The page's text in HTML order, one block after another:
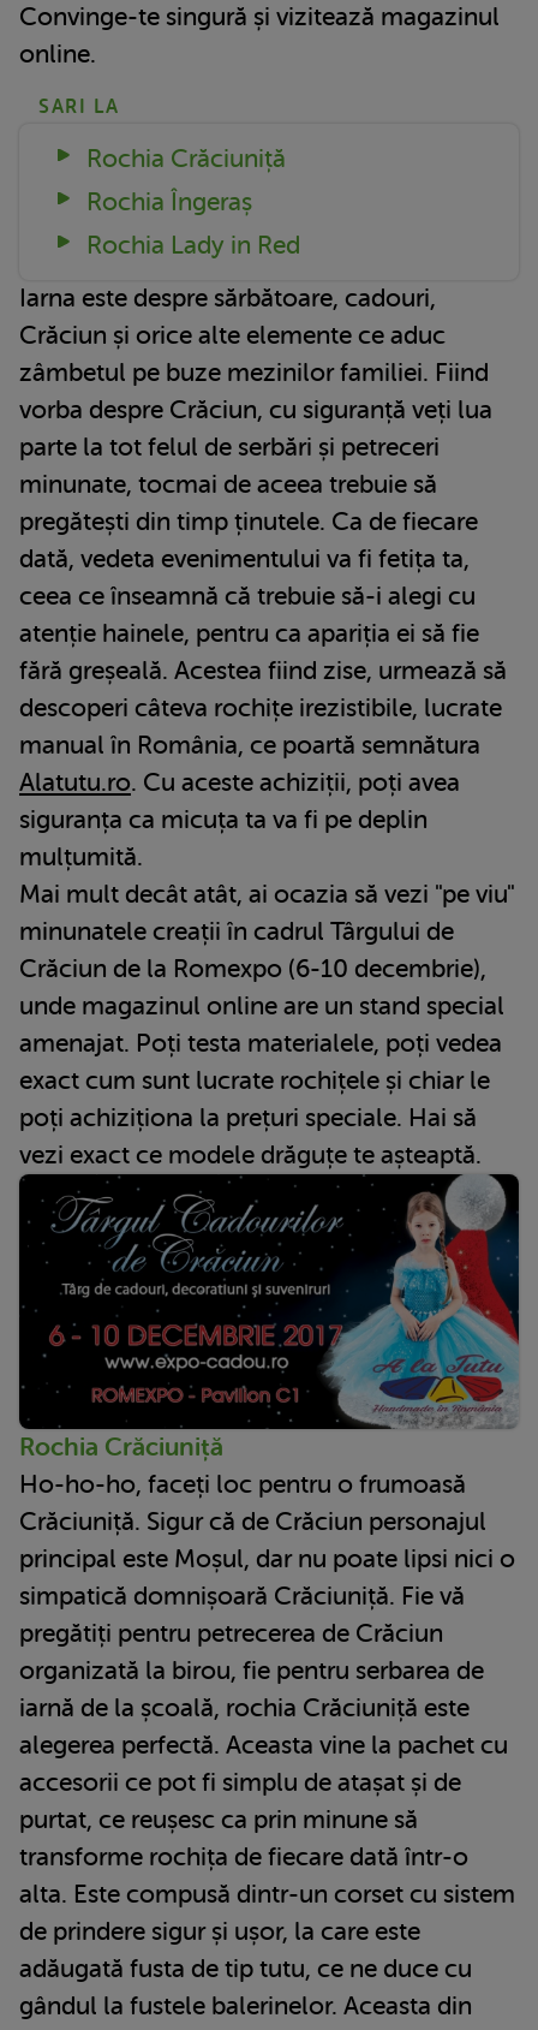
Convinge-te singură și vizitează magazinul
online.
SARI LA
Rochia Crăciuniță
Rochia Îngeraș
Rochia Lady in Red
Iarna este despre sărbătoare, cadouri,
Crăciun și orice alte elemente ce aduc
zâmbetul pe buze mezinilor familiei. Fiind
vorba despre Crăciun, cu siguranță veți lua
parte la tot felul de serbări și petreceri
minunate, tocmai de aceea trebuie să
pregătești din timp ținutele. Ca de fiecare
dată, vedeta evenimentului va fi fetița ta,
ceea ce înseamnă că trebuie să-i alegi cu
atenție hainele, pentru ca apariția ei să fie
fără greșeală. Acestea fiind zise, urmează să
descoperi câteva rochițe irezistibile, lucrate
manual în România, ce poartă semnătura
Alatutu.ro. Cu aceste achiziții, poți avea
siguranța ca micuța ta va fi pe deplin
mulțumită.
Mai mult decât atât, ai ocazia să vezi "pe viu"
minunatele creații în cadrul Târgului de
Crăciun de la Romexpo (6-10 decembrie),
unde magazinul online are un stand special
amenajat. Poți testa materialele, poți vedea
exact cum sunt lucrate rochițele și chiar le
poți achiziționa la prețuri speciale. Hai să
vezi exact ce modele drăguțe te așteaptă.
Rochia Crăciuniță
Ho-ho-ho, faceți loc pentru o frumoasă
Crăciuniță. Sigur că de Crăciun personajul
principal este Moșul, dar nu poate lipsi nici o
simpatică domnișoară Crăciuniță. Fie vă
pregătiți pentru petrecerea de Crăciun
organizată la birou, fie pentru serbarea de
iarnă de la școală, rochia Crăciuniță este
alegerea perfectă. Aceasta vine la pachet cu
accesorii ce pot fi simplu de atașat și de
purtat, ce reușesc ca prin minune să
transforme rochița de fiecare dată într-o
alta. Este compusă dintr-un corset cu sistem
de prindere sigur și ușor, la care este
adăugată fusta de tip tutu, ce ne duce cu
gândul la fustele balerinelor. Aceasta din